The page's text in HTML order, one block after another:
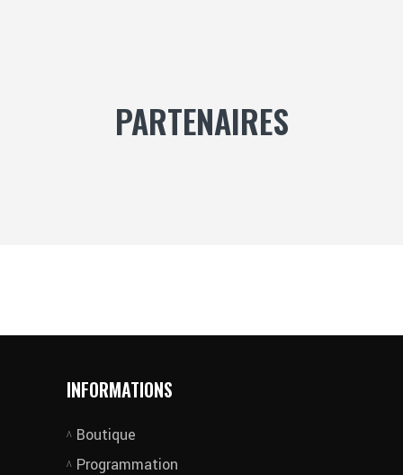
PARTENAIRES
INFORMATIONS
Boutique
Programmation